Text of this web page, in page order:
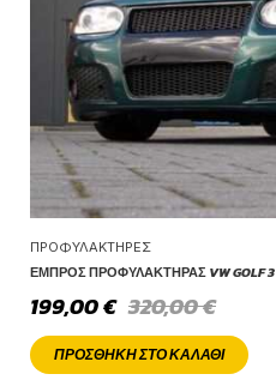
ΠΡΟΦΥΛΑΚΤΉΡΕΣ
ΕΜΠΡΌΣ ΠΡΟΦΥΛΑΚΤΉΡΑΣ VW GOLF 3
320,00€
199,00€
ΠΡΟΣΘΉΚΗ ΣΤΟ ΚΑΛΆΘΙ